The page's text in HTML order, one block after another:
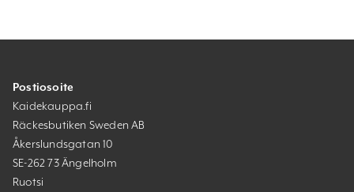
Postiosoite
Kaidekauppa.fi
Räckesbutiken Sweden AB
Åkerslundsgatan 10
SE-262 73 Ängelholm
Ruotsi